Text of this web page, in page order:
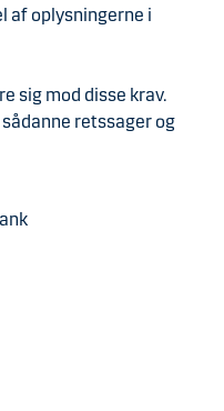
af oplysningerne i
sig mod disse krav.
retssager og